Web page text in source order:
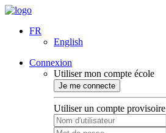
FR
English
Connexion
Utiliser mon compte école
Je me connecte
Utiliser un compte provisoire